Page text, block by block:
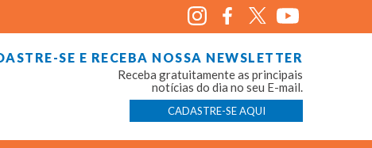
SE E RECEBA NOSSA NEWSLETTER
Receba gratuitamente as principais
notícias do dia no seu E-mail.
CADASTRE-SE AQUI